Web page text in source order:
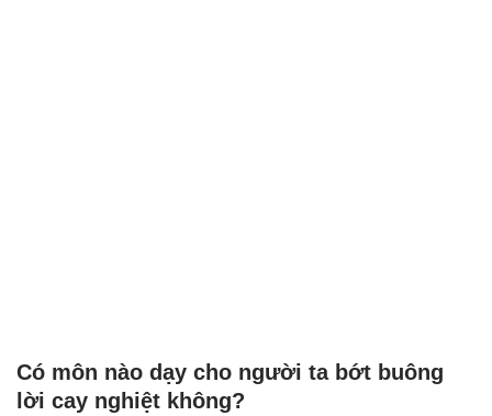
Có môn nào dạy cho người ta bớt buông
lời cay nghiệt không?